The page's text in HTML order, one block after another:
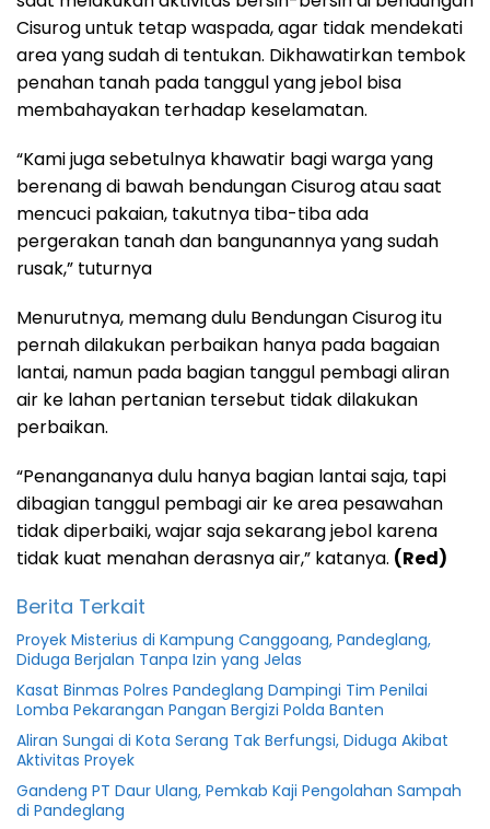
Cisurog untuk tetap waspada, agar tidak mendekati
area yang sudah di tentukan. Dikhawatirkan tembok
penahan tanah pada tanggul yang jebol bisa
membahayakan terhadap keselamatan.
“Kami juga sebetulnya khawatir bagi warga yang
berenang di bawah bendungan Cisurog atau saat
mencuci pakaian, takutnya tiba-tiba ada
pergerakan tanah dan bangunannya yang sudah
rusak,” tuturnya
Menurutnya, memang dulu Bendungan Cisurog itu
pernah dilakukan perbaikan hanya pada bagaian
lantai, namun pada bagian tanggul pembagi aliran
air ke lahan pertanian tersebut tidak dilakukan
perbaikan.
“Penangananya dulu hanya bagian lantai saja, tapi
dibagian tanggul pembagi air ke area pesawahan
tidak diperbaiki, wajar saja sekarang jebol karena
tidak kuat menahan derasnya air,” katanya. (Red)
Berita Terkait
Proyek Misterius di Kampung Canggoang, Pandeglang,
Diduga Berjalan Tanpa Izin yang Jelas
Kasat Binmas Polres Pandeglang Dampingi Tim Penilai
Lomba Pekarangan Pangan Bergizi Polda Banten
Aliran Sungai di Kota Serang Tak Berfungsi, Diduga Akibat
Aktivitas Proyek
Gandeng PT Daur Ulang, Pemkab Kaji Pengolahan Sampah
di Pandeglang